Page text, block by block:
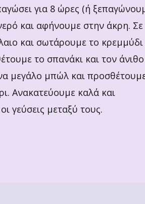
για 8 ώρες (ή
και αφήνουμε στην άκρη. Σε
και σωτάρουμε το κρεμμύδι
το σπανάκι και τον άνιθο
μεγάλο μπώλ και
Ανακατεύουμε καλά και
γεύσεις μεταξύ τους.